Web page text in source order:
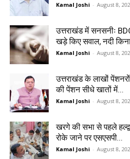
Kamal Joshi - August 8,
उत्तराखंड में सनसनीः
खड़े किए सवाल, नदी
Kamal Joshi - August 8,
उत्तराखंड के लाखों
की पेंशन सीधे खातों में...
Kamal Joshi - August 8,
खरगे की सभा से पहले
रोके जाने पर एसएसपी...
Kamal Joshi - August 8,